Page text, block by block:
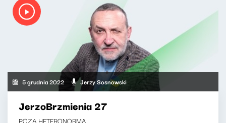
5 grudnia 2022 Jerzy Sosnowski
JerzoBrzmienia 27
POZA HETERONORMĄ